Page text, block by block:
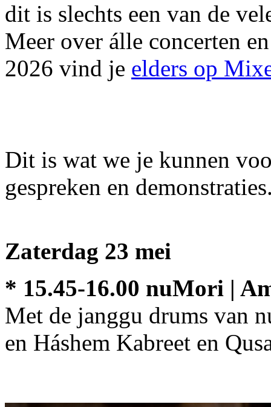
dit is slechts een van de
Meer over álle concerten
2026 vind je elders op
Dit is wat we je kunnen
gespreken en
Zaterdag 23 mei
* 15.45-16.00 nuMori |
Met de janggu drums van
en Háshem Kabreet en